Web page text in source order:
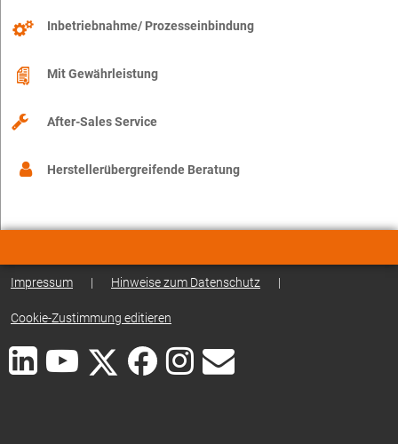
Inbetriebnahme/ Prozesseinbindung
Mit Gewährleistung
After-Sales Service
Herstellerübergreifende Beratung
Impressum | Hinweise zum Datenschutz |
Cookie-Zustimmung editieren